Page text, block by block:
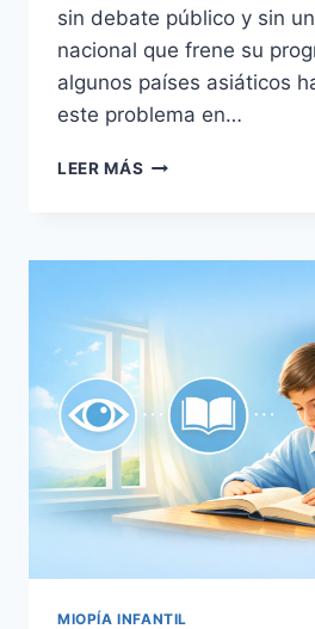
sin debate público y sin
nacional que frene su
algunos países asiáticos
este problema en…
LEER MÁS NIÑOS
LA
EN
OCCIDENTE
MIOPÍA INFANTIL